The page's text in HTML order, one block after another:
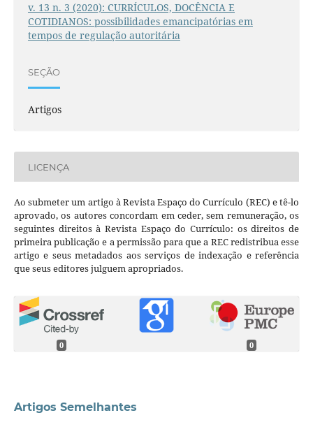
v. 13 n. 3 (2020): CURRÍCULOS, DOCÊNCIA E
COTIDIANOS: possibilidades emancipatórias em
tempos de regulação autoritária
SEÇÃO
Artigos
LICENÇA
Ao submeter um artigo à Revista Espaço do Currículo (REC) e tê-lo
aprovado, os autores concordam em ceder, sem remuneração, os
seguintes direitos à Revista Espaço do Currículo: os direitos de
primeira publicação e a permissão para que a REC redistribua esse
artigo e seus metadados aos serviços de indexação e referência
que seus editores julguem apropriados.
0 0
Artigos Semelhantes